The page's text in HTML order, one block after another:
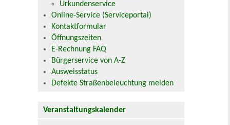
Urkundenservice
Online-Service (Serviceportal)
Kontaktformular
Öffnungszeiten
E-Rechnung FAQ
Bürgerservice von A-Z
Ausweisstatus
Defekte Straßenbeleuchtung melden
Veranstaltungskalender